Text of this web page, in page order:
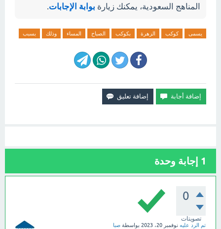
المناهج السعودية، يمكنك زيارة بوابة الإجابات.
يسمى كوكب الزهرة بكوكب الصباح المساء وذلك بسبب
1 إجابة وحدة
0
تصويتات
تم الرد عليه نوفمبر 20، 2023 بواسطة صبا